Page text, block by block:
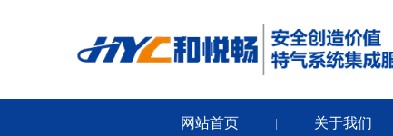
网站首页 | 关于我们